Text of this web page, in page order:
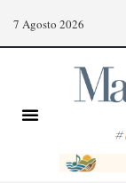
7 Agosto 2026
#